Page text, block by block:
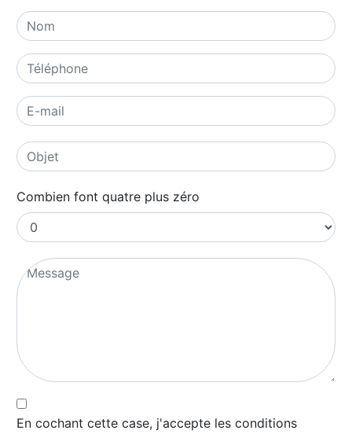
Combien font quatre plus zéro
En cochant cette case, j'accepte les conditions